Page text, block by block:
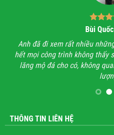
Bùi
Anh đã đi xem rất nhiều
hết mọi công trình không thấy
lăng mộ đá cho có, không
THÔNG TIN LIÊN HỆ